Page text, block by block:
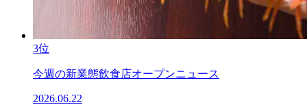
3位
今週の新業態飲食店オープンニュース
2026.06.22